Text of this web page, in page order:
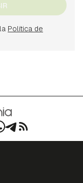
Política de